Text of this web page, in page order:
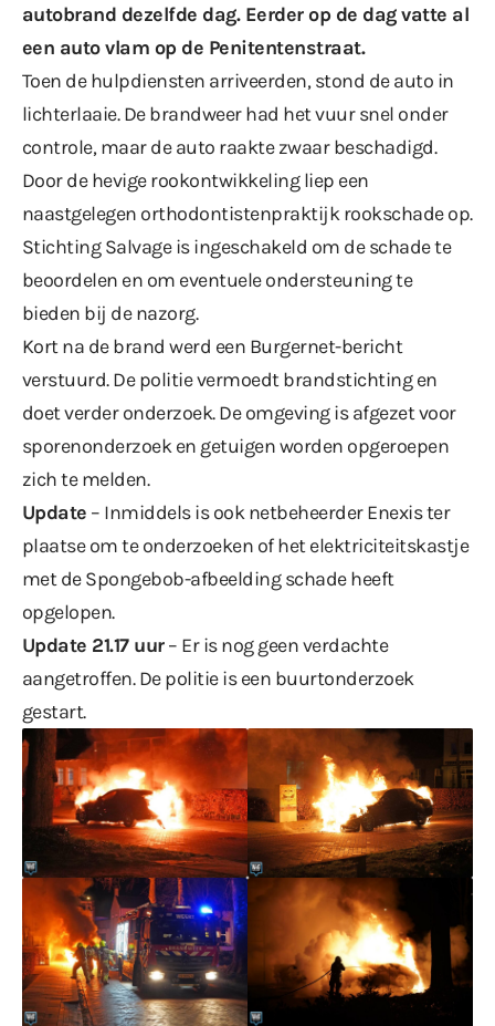
autobrand dezelfde dag. Eerder op de dag vatte al
een auto vlam op de Penitentenstraat.
Toen de hulpdiensten arriveerden, stond de auto in
lichterlaaie. De brandweer had het vuur snel onder
controle, maar de auto raakte zwaar beschadigd.
Door de hevige rookontwikkeling liep een
naastgelegen orthodontistenpraktijk rookschade op.
Stichting Salvage is ingeschakeld om de schade te
beoordelen en om eventuele ondersteuning te
bieden bij de nazorg.
Kort na de brand werd een Burgernet-bericht
verstuurd. De politie vermoedt brandstichting en
doet verder onderzoek. De omgeving is afgezet voor
sporenonderzoek en getuigen worden opgeroepen
zich te melden.
Update – Inmiddels is ook netbeheerder Enexis ter
plaatse om te onderzoeken of het elektriciteitskastje
met de Spongebob-afbeelding schade heeft
opgelopen.
Update 21.17 uur– Er is nog geen verdachte
aangetroffen. De politie is een buurtonderzoek
gestart.